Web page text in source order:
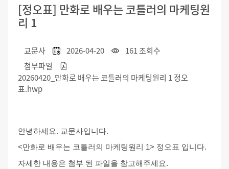
[정오표] 만화로 배우는 코틀러의 마케팅원
리 1
교문사 2026-04-20
161 조회수
첨부파일
20260420_만화로 배우는 코틀러의 마케팅원리 1 정오
표.hwp
안녕하세요. 교문사입니다.
<만화로 배우는 코틀러의 마케팅원리 1> 정오표 입니다.
자세한 내용은 첨부 된 파일을 참고해주세요.